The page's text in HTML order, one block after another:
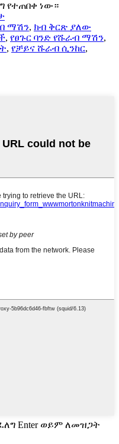
የተጠበቀ ነው።
ማሽን, ክብ ቅርጽ ያለው
, የፀጉር ባንድ የሹራብ ማሽን,
, የቻይና ሹራብ ሲንከር,
Enter ወይም ለመዝጋት